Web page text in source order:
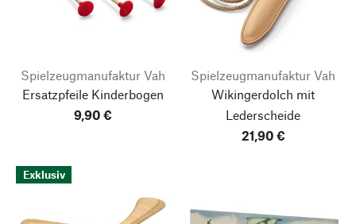
Spielzeugmanufaktur Vah
Ersatzpfeile Kinderbogen
9,90 €
Spielzeugmanufaktur Vah
Wikingerdolch mit
Lederscheide
21,90 €
Exklusiv